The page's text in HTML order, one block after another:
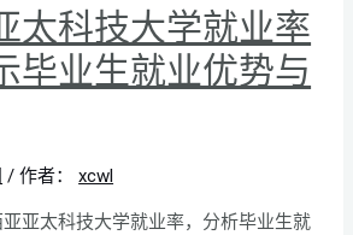
太科技大学就业率
毕业生就业优势与
/ 作者： xcwl
亚太科技大学就业率，分析毕业生就